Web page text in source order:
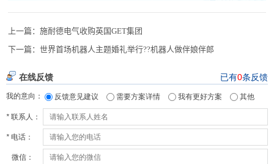
上一篇：施耐德电气收购英国GET集团
下一篇：世界首场机器人主题婚礼举行??机器人做伴娘伴郎